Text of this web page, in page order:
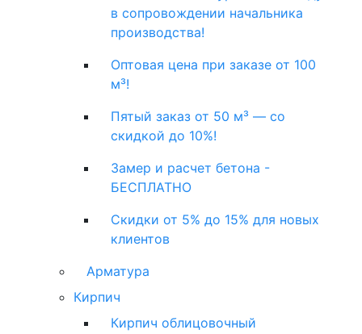
в сопровождении начальника
производства!
Оптовая цена при заказе от 100
м³!
Пятый заказ от 50 м³ — со
скидкой до 10%!
Замер и расчет бетона -
БЕСПЛАТНО
Скидки от 5% до 15% для новых
клиентов
Арматура
Кирпич
Кирпич облицовочный